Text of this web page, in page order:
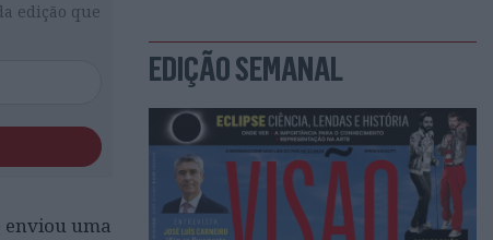
edição que
enviou uma
EDIÇÃO SEMANAL